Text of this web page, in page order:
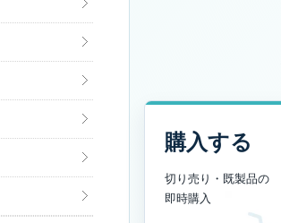
購入する
切り売り・既製品の
即時購入